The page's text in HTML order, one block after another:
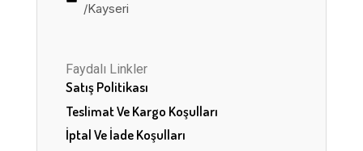
/Kayseri
Faydalı Linkler
Satış Politikası
Teslimat Ve Kargo Koşulları
İptal Ve İade Koşulları